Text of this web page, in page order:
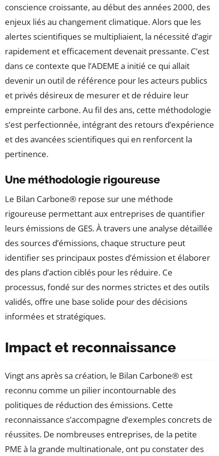
conscience croissante, au début des années 2000, des
enjeux liés au changement climatique. Alors que les
alertes scientifiques se multipliaient, la nécessité d’agir
rapidement et efficacement devenait pressante. C’est
dans ce contexte que l’ADEME a initié ce qui allait
devenir un outil de référence pour les acteurs publics
et privés désireux de mesurer et de réduire leur
empreinte carbone. Au fil des ans, cette méthodologie
s’est perfectionnée, intégrant des retours d’expérience
et des avancées scientifiques qui en renforcent la
pertinence.
Une méthodologie rigoureuse
Le Bilan Carbone® repose sur une méthode
rigoureuse permettant aux entreprises de quantifier
leurs émissions de GES. À travers une analyse détaillée
des sources d’émissions, chaque structure peut
identifier ses principaux postes d’émission et élaborer
des plans d’action ciblés pour les réduire. Ce
processus, fondé sur des normes strictes et des outils
validés, offre une base solide pour des décisions
informées et stratégiques.
Impact et reconnaissance
Vingt ans après sa création, le Bilan Carbone® est
reconnu comme un pilier incontournable des
politiques de réduction des émissions. Cette
reconnaissance s’accompagne d’exemples concrets de
réussites. De nombreuses entreprises, de la petite
PME à la grande multinationale, ont pu constater des